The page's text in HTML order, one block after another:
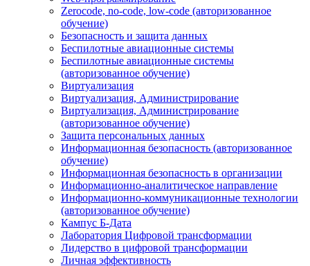
Zerocode, no-code, low-code (авторизованное
обучение)
Безопасность и защита данных
Беспилотные авиационные системы
Беспилотные авиационные системы
(авторизованное обучение)
Виртуализация
Виртуализация, Администрирование
Виртуализация, Администрирование
(авторизованное обучение)
Защита персональных данных
Информационная безопасность (авторизованное
обучение)
Информационная безопасность в организации
Информационно-аналитическое направление
Информационно-коммуникационные технологии
(авторизованное обучение)
Кампус Б-Дата
Лаборатория Цифровой трансформации
Лидерство в цифровой трансформации
Личная эффективность